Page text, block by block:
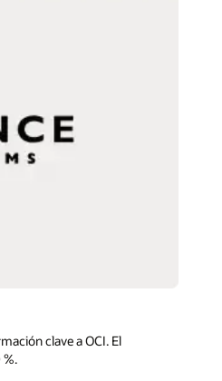
clave a OCI. El